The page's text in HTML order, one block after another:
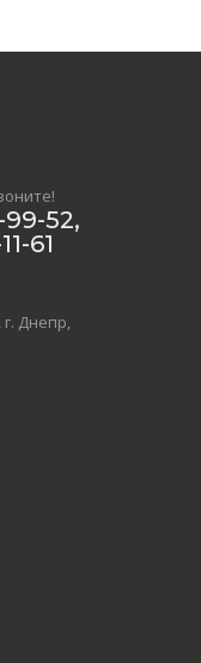
52,
61
Днепр,